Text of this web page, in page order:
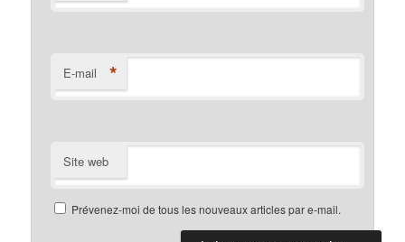
E-mail *
Site web
Prévenez-moi de tous les nouveaux articles par e-mail.